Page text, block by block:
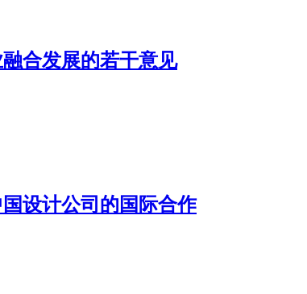
合发展的若干意见
设计公司的国际合作